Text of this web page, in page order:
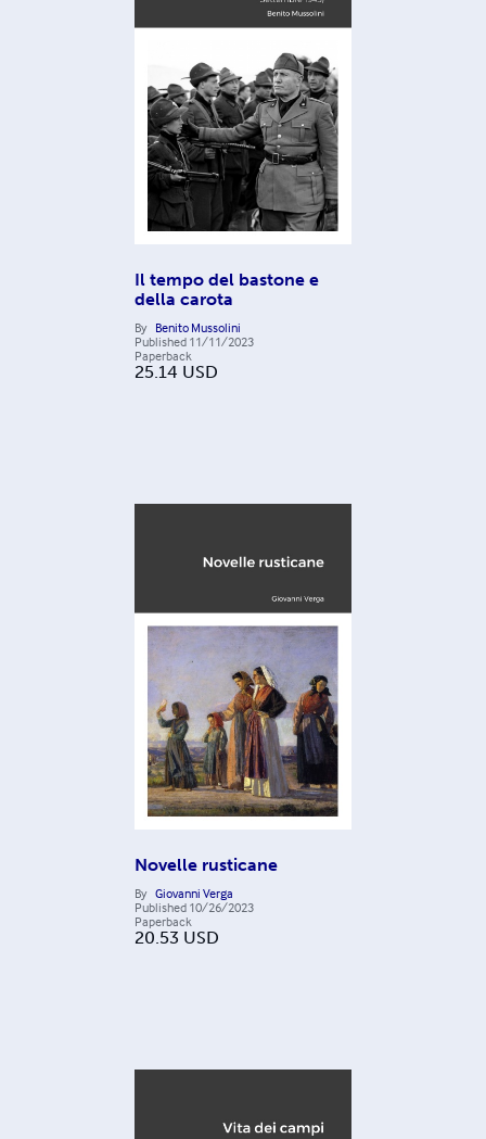
Il tempo del bastone e
della carota
By Benito Mussolini
Published 11/11/2023
Paperback
25.14 USD
Novelle rusticane
By Giovanni Verga
Published 10/26/2023
Paperback
20.53 USD